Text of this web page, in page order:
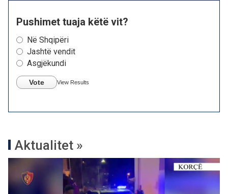
Pushimet tuaja këtë vit?
Në Shqipëri
Jashtë vendit
Asgjëkundi
Vote View Results
Aktualitet »